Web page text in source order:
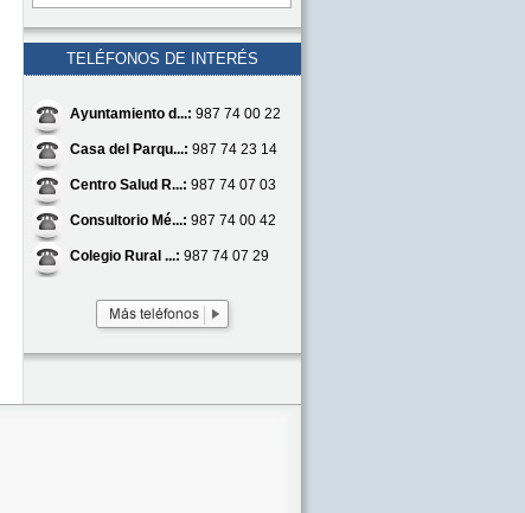
TELÉFONOS DE INTERÉS
Ayuntamiento d...: 987 74 00 22
Casa del Parqu...: 987 74 23 14
Centro Salud R...: 987 74 07 03
Consultorio Mé...: 987 74 00 42
Colegio Rural ...: 987 74 07 29